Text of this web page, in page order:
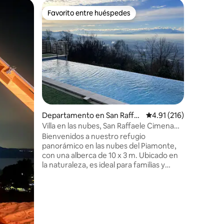
Favorito entre huéspedes
Favorito entre huéspedes
Departamento en San Raffa
ele
Calificación promedio:
4.91 (216)
Villa en las nubes, San Raffaele Cimena
(TO)
Bienvenidos a nuestro refugio
panorámico en las nubes del Piamonte,
con una alberca de 10 x 3 m. Ubicado en
la naturaleza, es ideal para familias y